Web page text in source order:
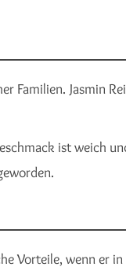
Familien. Jasmin
ist weich
Vorteile, wenn er